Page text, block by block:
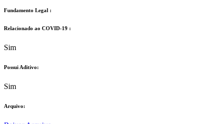
Fundamento Legal :​
Relacionado ao COVID-19 :​
Sim
Possui Aditivo:​
Sim
Arquivo: